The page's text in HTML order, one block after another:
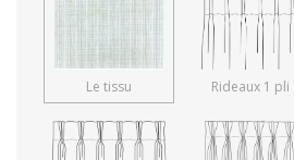
Le tissu Rideaux 1 pli